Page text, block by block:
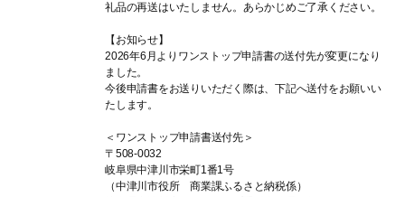
礼品の再送はいたしません。あらかじめご了承ください。
【お知らせ】
2026年6月よりワンストップ申請書の送付先が変更になり
ました。
今後申請書をお送りいただく際は、下記へ送付をお願いい
たします。
＜ワンストップ申請書送付先＞
〒508-0032
岐阜県中津川市栄町1番1号
（中津川市役所 商業課ふるさと納税係）